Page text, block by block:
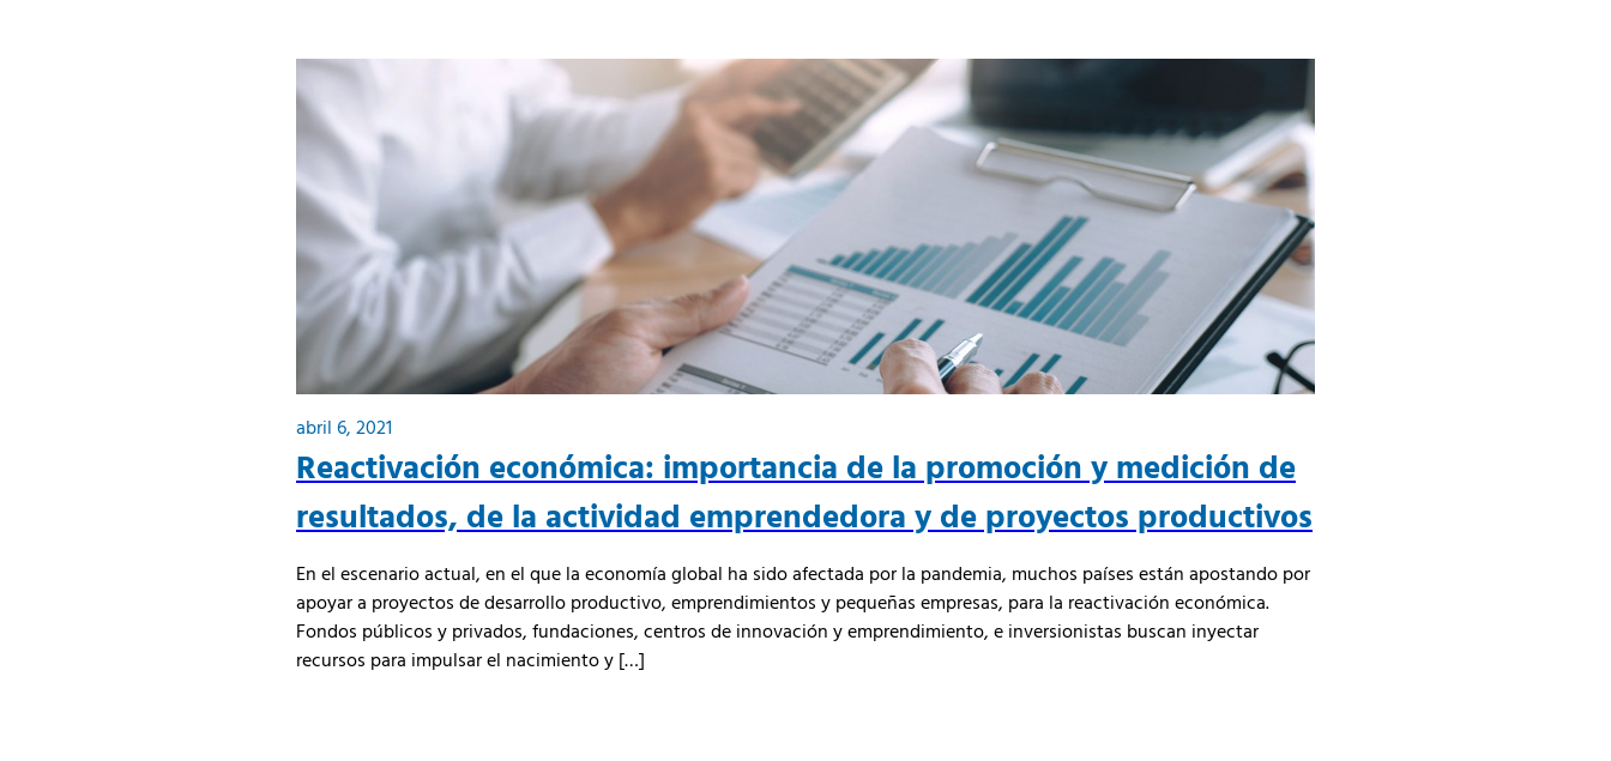
abril 6, 2021
Reactivación económica: importancia de la promoción y medición de
resultados, de la actividad emprendedora y de proyectos productivos
En el escenario actual, en el que la economía global ha sido afectada por la pandemia, muchos países están apostando por
apoyar a proyectos de desarrollo productivo, emprendimientos y pequeñas empresas, para la reactivación económica.
Fondos públicos y privados, fundaciones, centros de innovación y emprendimiento, e inversionistas buscan inyectar
recursos para impulsar el nacimiento y […]